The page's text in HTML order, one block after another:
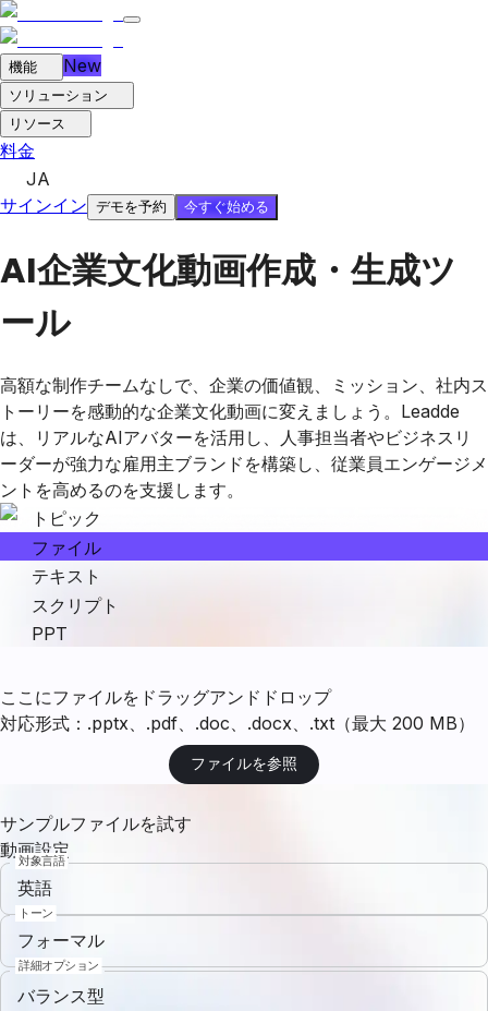
機能 New
ソリューション
リソース
料金
JA
サインイン デモを予約 今すぐ始める
AI企業文化動画作成・生成ツ
ール
高額な制作チームなしで、企業の価値観、ミッション、社内ス
トーリーを感動的な企業文化動画に変えましょう。Leadde
は、リアルなAIアバターを活用し、人事担当者やビジネスリ
ーダーが強力な雇用主ブランドを構築し、従業員エンゲージメ
ントを高めるのを支援します。
トピック
ファイル
テキスト
スクリプト
PPT
ここにファイルをドラッグアンドドロップ
対応形式：.pptx、.pdf、.doc、.docx、.txt（最大 200 MB）
ファイルを参照
サンプルファイルを試す
動画設定
対象言語
英語
トーン
フォーマル
詳細オプション
バランス型